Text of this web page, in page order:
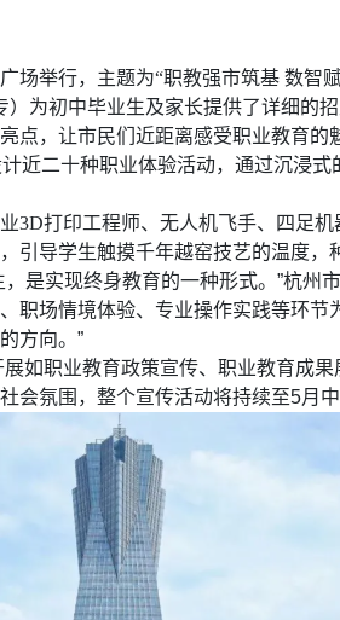
场举行，主题为“职教强市筑基 数智
为初中毕业生及家长提供了详细的
点，让市民们近距离感受职业教育
近二十种职业体验活动，通过沉浸
3D打印工程师、无人机飞手、四足
导学生触摸千年越窑技艺的温度，
是实现终身教育的一种形式。”杭州
职场情境体验、专业操作实践等环
方向。”
如职业教育政策宣传、职业教育成
会氛围，整个宣传活动将持续至5月中